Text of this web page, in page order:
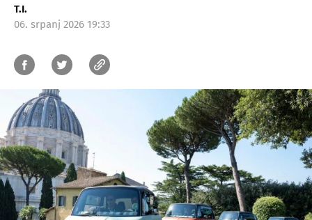
T.I.
06. srpanj 2026 19:33